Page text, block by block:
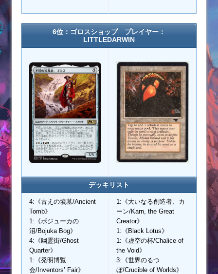
6位：ゴロスショップ プレイヤー：
LITTLEDARWIN
デッキリスト
4:《古えの墳墓/Ancient
Tomb》
1:《ボジューカの
沼/Bojuka Bog》
4:《幽霊街/Ghost
Quarter》
1:《発明博覧
会/Inventors’ Fair》
1:《大いなる創造者、カ
ーン/Karn, the Great
Creator》
1:《Black Lotus》
1:《虚空の杯/Chalice of
the Void》
3:《世界のるつ
ぼ/Crucible of Worlds》